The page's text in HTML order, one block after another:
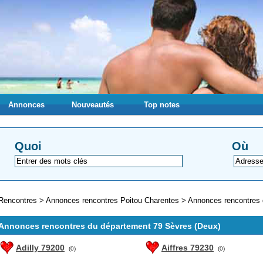
Annonces Nouveautés Top notes
Quoi Où
> Annonces rencontres Poitou Charentes > Annonces rencontres
rencontres du département 79 Sèvres (Deux)
Adilly 79200 (0) Aiffres 79230 (0)